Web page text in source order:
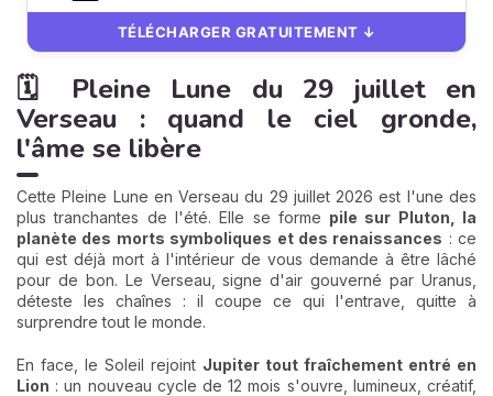
TÉLÉCHARGER GRATUITEMENT ↓
🗓️ Pleine Lune du 29 juillet en
Verseau : quand le ciel gronde,
l'âme se libère
Cette Pleine Lune en Verseau du 29 juillet 2026 est l'une des
plus tranchantes de l'été. Elle se forme pile sur Pluton, la
planète des morts symboliques et des renaissances : ce
qui est déjà mort à l'intérieur de vous demande à être lâché
pour de bon. Le Verseau, signe d'air gouverné par Uranus,
déteste les chaînes : il coupe ce qui l'entrave, quitte à
surprendre tout le monde.
En face, le Soleil rejoint Jupiter tout fraîchement entré en
Lion : un nouveau cycle de 12 mois s'ouvre, lumineux, créatif,